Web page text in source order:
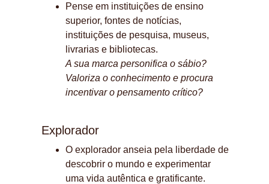
Pense em instituições de ensino
superior, fontes de notícias,
instituições de pesquisa, museus,
livrarias e bibliotecas.
A sua marca personifica o sábio?
Valoriza o conhecimento e procura
incentivar o pensamento crítico?
Explorador
O explorador anseia pela liberdade de
descobrir o mundo e experimentar
uma vida autêntica e gratificante.